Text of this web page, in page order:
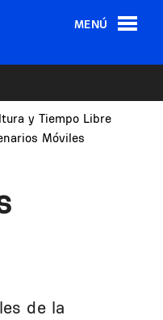
MENÚ
y Tiempo Libre
Móviles
de la